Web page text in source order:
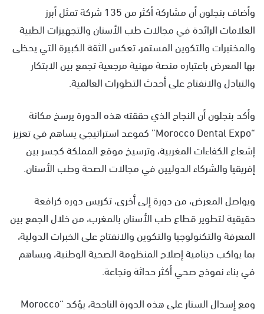
وأضاف بنجلون أن مشاركة أكثر من 135 شركة تمثل أبرز
العلامات الرائدة في مجالات طب الأسنان والتجهيزات الطبية
والمختبرات والتكوين المستمر، تعكس الثقة الكبيرة التي يحظى
بها المعرض باعتباره منصة مهنية مرجعية تجمع بين الابتكار
والتبادل والانفتاح على أحدث التطورات العالمية.
وأكد بنجلون أن النجاح الذي حققته هذه الدورة يرسخ مكانة
“Morocco Dental Expo” كموعد استراتيجي يساهم في تعزيز
إشعاع الكفاءات المغربية، وترسيخ موقع المملكة كجسر بين
إفريقيا والشركاء الدوليين في مجالات الصحة وطب الأسنان.
ويواصل المعرض، من دورة إلى أخرى، تكريس دوره كرافعة
حقيقية لتطوير قطاع طب الأسنان بالمغرب، من خلال الجمع بين
المعرفة والتكنولوجيا والتكوين والانفتاح على الخبرات الدولية،
بما يواكب دينامية إصلاح المنظومة الصحية الوطنية، ويساهم
في بناء نموذج صحي أكثر حداثة ونجاعة.
ومع إسدال الستار على هذه الدورة الناجحة، يؤكد “Morocco